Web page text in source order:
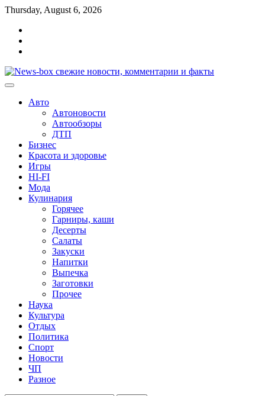
Перейти
содержимому
Thursday, August 6, 2026
Авто
Автоновости
Автообзоры
ДТП
Бизнес
Красота и здоровье
Игры
HI-FI
Мода
Кулинария
Горячее
Гарниры, каши
Десерты
Салаты
Закуски
Напитки
Выпечка
Заготовки
Прочее
Наука
Культура
Отдых
Политика
Спорт
Новости
ЧП
Разное